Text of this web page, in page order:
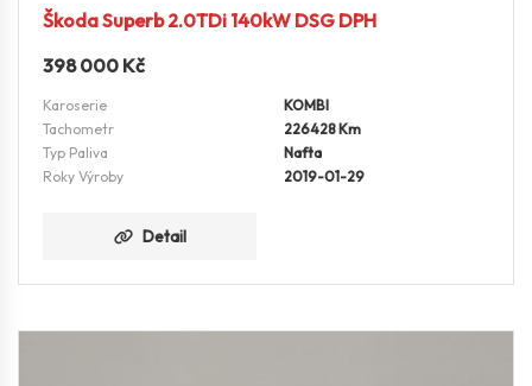
Škoda Superb 2.0TDi 140kW DSG DPH
398 000 Kč
Karoserie
KOMBI
Tachometr
226428 Km
Typ Paliva
Nafta
Roky Výroby
2019-01-29
Detail